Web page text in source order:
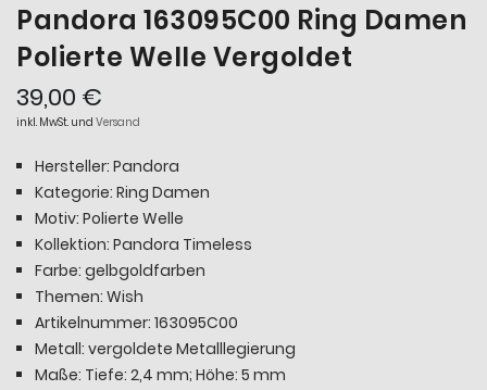
Pandora 163095C00 Ring Damen
Polierte Welle Vergoldet
39,00 €
inkl. MwSt. und Versand
Hersteller: Pandora
Kategorie: Ring Damen
Motiv: Polierte Welle
Kollektion: Pandora Timeless
Farbe: gelbgoldfarben
Themen: Wish
Artikelnummer: 163095C00
Metall: vergoldete Metalllegierung
Maße: Tiefe: 2,4 mm; Höhe: 5 mm